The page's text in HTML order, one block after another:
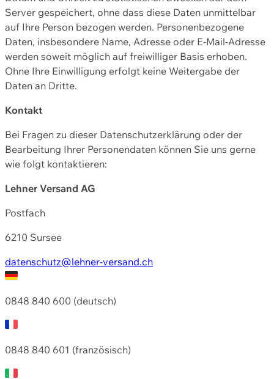
Server gespeichert, ohne dass diese Daten unmittelbar
auf Ihre Person bezogen werden. Personenbezogene
Daten, insbesondere Name, Adresse oder E-Mail-Adresse
werden soweit möglich auf freiwilliger Basis erhoben.
Ohne Ihre Einwilligung erfolgt keine Weitergabe der
Daten an Dritte.
Kontakt
Bei Fragen zu dieser Datenschutzerklärung oder der
Bearbeitung Ihrer Personendaten können Sie uns gerne
wie folgt kontaktieren:
Lehner Versand AG
Postfach
6210 Sursee
datenschutz@lehner-versand.ch
0848 840 600 (deutsch)
0848 840 601 (französisch)